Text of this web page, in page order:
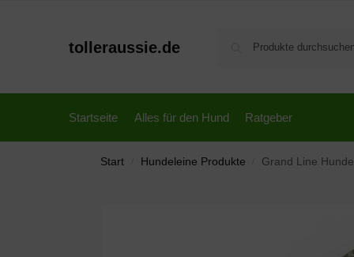
tolleraussie.de
Startseite Alles für den Hund Ratgeber
Start Hundeleine Produkte Grand Line